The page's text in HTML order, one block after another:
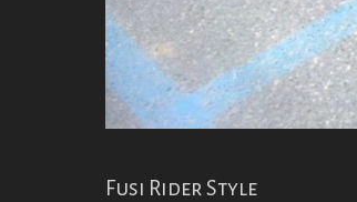
Fusi Rider Style